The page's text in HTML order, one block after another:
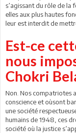
s’agissant du rôle de la
elles aux plus hautes
leur est interdit de
Est-ce
nous
Chokri
Non. Nos compatriotes
conscience et oùsont
une société
humains de 1948, ces
société où la justice